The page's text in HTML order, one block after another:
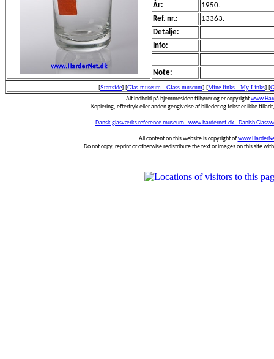
År:
1950.
Ref. nr.:
13363.
Detalje:
Info:
Note:
[Startside] [Glas museum - Glass museum] [Mine links - My Links] [
Alt indhold på hjemmesiden tilhører og er copyright
Kopiering, eftertryk eller anden gengivelse af billeder og tekst er ikke
Dansk glasværks reference museum - www.hardernet.dk - Danish
All content on this website is copyright of
Do not copy, reprint or otherwise redistribute the text or images on this site